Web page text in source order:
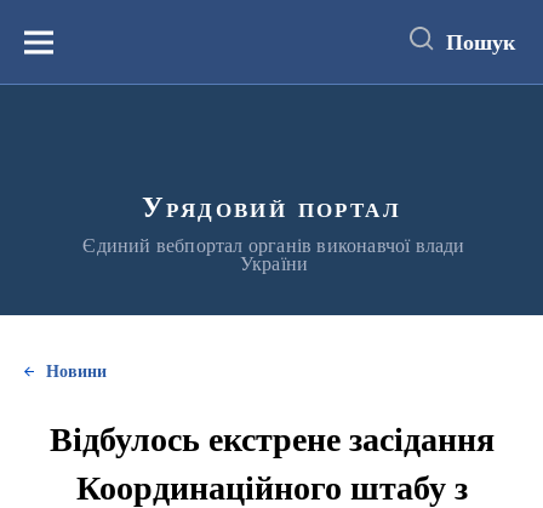
вмістуМеню Пошук
Урядовий портал
Єдиний вебпортал органів виконавчої влади
України
Новини
Відбулось екстрене засідання
Координаційного штабу з